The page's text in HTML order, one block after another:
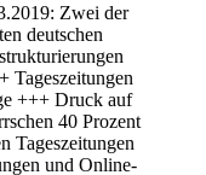
Zwei der
deutschen
Tageszeitungen
+++ Druck auf
40 Prozent
Tageszeitungen
und Online-